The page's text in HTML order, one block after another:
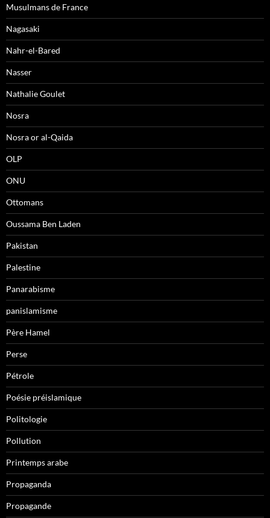
Musulmans de France
Nagasaki
Nahr-el-Bared
Nasser
Nathalie Goulet
Nosra
Nosra or al-Qaida
OLP
ONU
Ottomans
Oussama Ben Laden
Pakistan
Palestine
Panarabisme
panislamisme
Père Hamel
Perse
Pétrole
Poésie préislamique
Politologie
Pollution
Printemps arabe
Propaganda
Propagande